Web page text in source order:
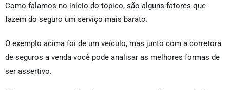
Como falamos no início do tópico, são alguns fatores que
fazem do seguro um serviço mais barato.
O exemplo acima foi de um veículo, mas junto com a corretora
de seguros a venda você pode analisar as melhores formas de
ser assertivo.